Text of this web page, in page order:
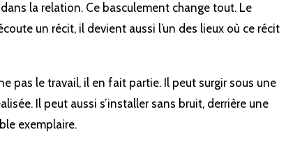
la relation. Ce basculement change tout. Le
un récit, il devient aussi l’un des lieux où ce récit
pas le travail, il en fait partie. Il peut surgir sous une
Il peut aussi s’installer sans bruit, derrière une
exemplaire.